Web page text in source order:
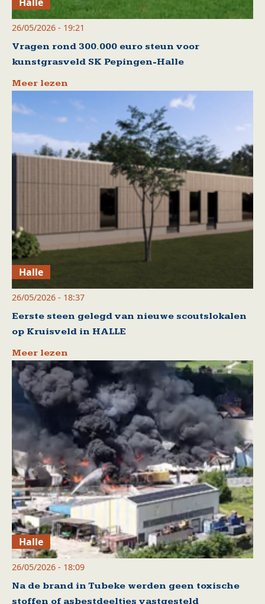
26/05/2026 - 19:21
Vragen rond 300.000 euro steun voor
kunstgrasveld SK Pepingen-Halle
Meer lezen
Halle
26/05/2026 - 18:37
Eerste steen gelegd van nieuwe scoutslokalen
op Kruisveld in HALLE
Meer lezen
Halle
26/05/2026 - 18:09
Na de brand in Tubeke werden geen toxische
stoffen of asbestdeeltjes vastgesteld